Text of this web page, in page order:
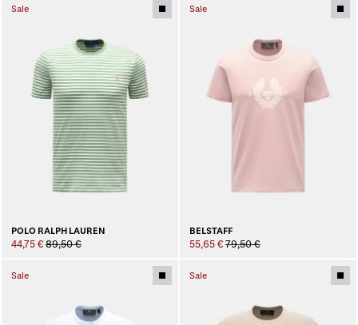
Sale
POLO RALPH LAUREN
44,75 € 89,50 €
Sale
BELSTAFF
55,65 € 79,50 €
Sale Sale